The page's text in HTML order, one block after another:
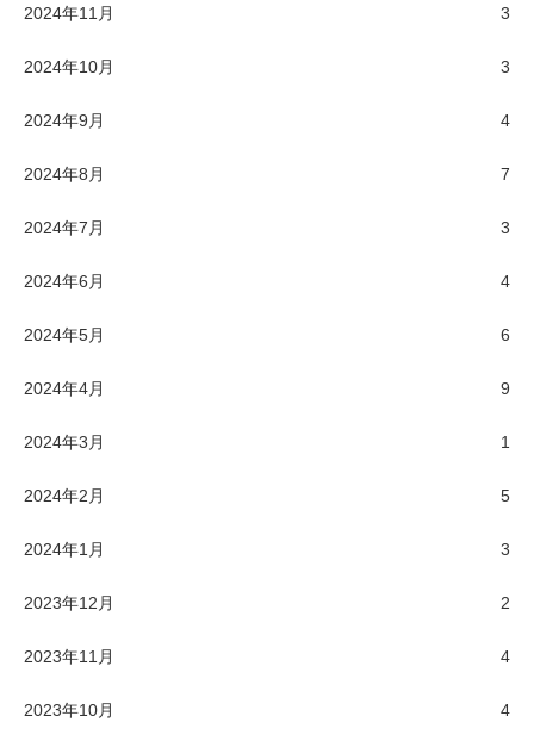
2024年11月 3
2024年10月 3
2024年9月 4
2024年8月 7
2024年7月 3
2024年6月 4
2024年5月 6
2024年4月 9
2024年3月 1
2024年2月 5
2024年1月 3
2023年12月 2
2023年11月 4
2023年10月 4